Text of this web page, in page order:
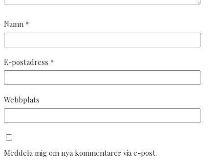
Namn *
E-postadress *
Webbplats
Meddela mig om nya kommentarer via e-post.